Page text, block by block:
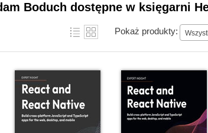
Boduch dostępne w księgarni
Pokaż produkty: